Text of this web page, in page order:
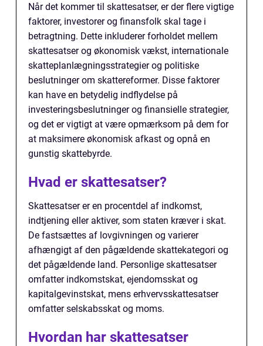
Når det kommer til skattesatser, er der flere vigtige
faktorer, investorer og finansfolk skal tage i
betragtning. Dette inkluderer forholdet mellem
skattesatser og økonomisk vækst, internationale
skatteplanlægningsstrategier og politiske
beslutninger om skattereformer. Disse faktorer
kan have en betydelig indflydelse på
investeringsbeslutninger og finansielle strategier,
og det er vigtigt at være opmærksom på dem for
at maksimere økonomisk afkast og opnå en
gunstig skattebyrde.
Hvad er skattesatser?
Skattesatser er en procentdel af indkomst,
indtjening eller aktiver, som staten kræver i skat.
De fastsættes af lovgivningen og varierer
afhængigt af den pågældende skattekategori og
det pågældende land. Personlige skattesatser
omfatter indkomstskat, ejendomsskat og
kapitalgevinstskat, mens erhvervsskattesatser
omfatter selskabsskat og moms.
Hvordan har skattesatser